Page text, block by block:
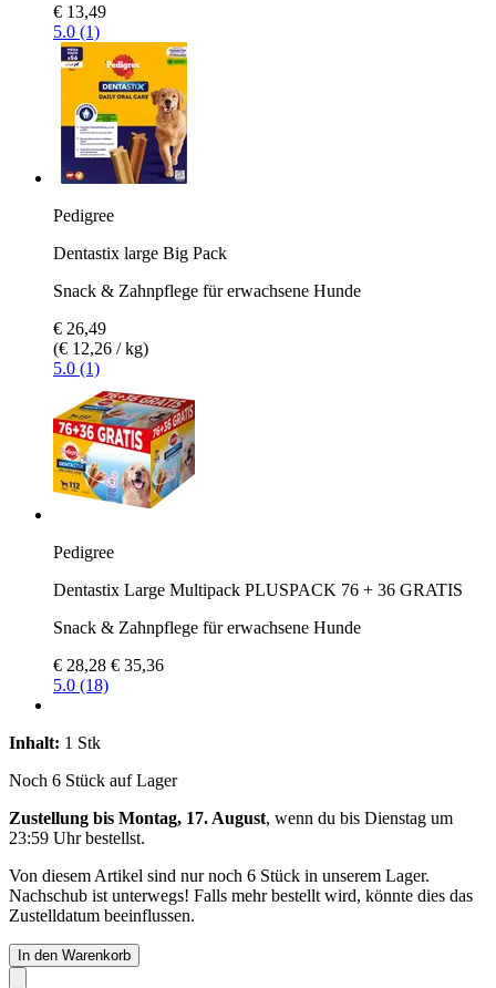
€ 13,49
5.0 (1)
Pedigree
Dentastix large Big Pack
Snack & Zahnpflege für erwachsene Hunde
€ 26,49
(€ 12,26 / kg)
5.0 (1)
Pedigree
Dentastix Large Multipack PLUSPACK 76 + 36 GRATIS
Snack & Zahnpflege für erwachsene Hunde
€ 28,28 € 35,36
5.0 (18)
Inhalt: 1 Stk
Noch 6 Stück auf Lager
Zustellung bis Montag, 17. August, wenn du bis Dienstag um
23:59 Uhrbestellst.
Von diesem Artikel sind nur noch 6 Stück in unserem Lager.
Nachschub ist unterwegs! Falls mehr bestellt wird, könnte dies das
Zustelldatum beeinflussen.
In den Warenkorb